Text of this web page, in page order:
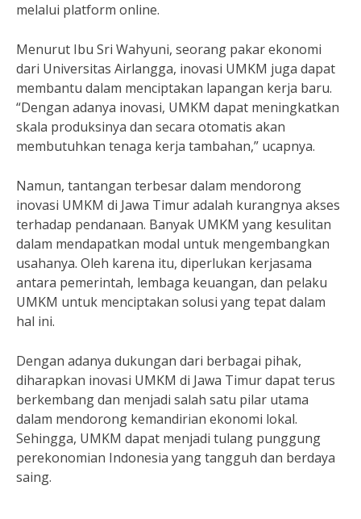
melalui platform online.
Menurut Ibu Sri Wahyuni, seorang pakar ekonomi
dari Universitas Airlangga, inovasi UMKM juga dapat
membantu dalam menciptakan lapangan kerja baru.
“Dengan adanya inovasi, UMKM dapat meningkatkan
skala produksinya dan secara otomatis akan
membutuhkan tenaga kerja tambahan,” ucapnya.
Namun, tantangan terbesar dalam mendorong
inovasi UMKM di Jawa Timur adalah kurangnya akses
terhadap pendanaan. Banyak UMKM yang kesulitan
dalam mendapatkan modal untuk mengembangkan
usahanya. Oleh karena itu, diperlukan kerjasama
antara pemerintah, lembaga keuangan, dan pelaku
UMKM untuk menciptakan solusi yang tepat dalam
hal ini.
Dengan adanya dukungan dari berbagai pihak,
diharapkan inovasi UMKM di Jawa Timur dapat terus
berkembang dan menjadi salah satu pilar utama
dalam mendorong kemandirian ekonomi lokal.
Sehingga, UMKM dapat menjadi tulang punggung
perekonomian Indonesia yang tangguh dan berdaya
saing.